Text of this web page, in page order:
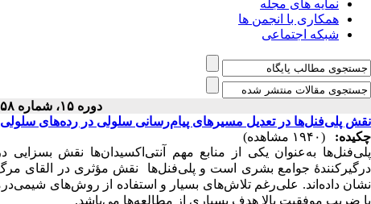
نمایه های مجله
همکاری با انجمن ها
شبکه اجتماعی
دوره ۱۵، شماره ۵۸ - ( ۱-۱۴۰۴ )
نقش پلی‌فنل‌ها در تعدیل مسیرهای پیام‌رسانی سلولی در رده‌های
چکیده:
(۱۹۴۰ مشاهده)
پلی‌فنلها به‌عنوان یکی از منابع مهم آنتی‌اکسیدانها نقش بسزایی
درگیرکنندۀ جوامع بشری است و پلی‌فنلها نقش مؤثری در القای
نشان داده‌اند. علیرغم تلاشهای بسیار و استفاده از روشهای
با ضریب موفقیت بالا هدف بسیاری از مطالعه‌ها میباشد.